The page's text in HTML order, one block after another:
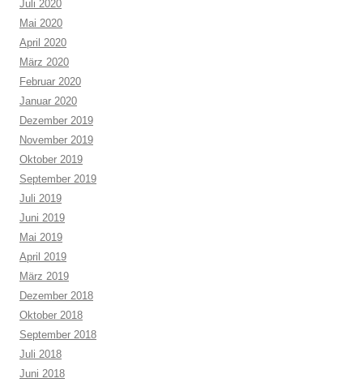
Juli 2020
Mai 2020
April 2020
März 2020
Februar 2020
Januar 2020
Dezember 2019
November 2019
Oktober 2019
September 2019
Juli 2019
Juni 2019
Mai 2019
April 2019
März 2019
Dezember 2018
Oktober 2018
September 2018
Juli 2018
Juni 2018